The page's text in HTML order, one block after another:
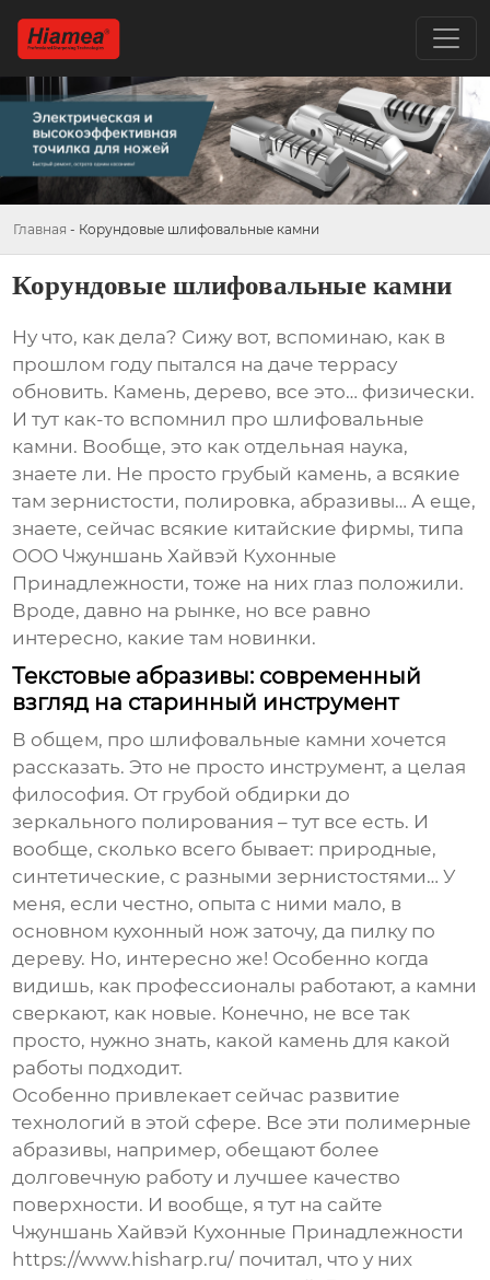
Главная - Корундовые шлифовальные камни
Корундовые шлифовальные камни
Ну что, как дела? Сижу вот, вспоминаю, как в
прошлом году пытался на даче террасу
обновить. Камень, дерево, все это… физически.
И тут как-то вспомнил про шлифовальные
камни. Вообще, это как отдельная наука,
знаете ли. Не просто грубый камень, а всякие
там зернистости, полировка, абразивы… А еще,
знаете, сейчас всякие китайские фирмы, типа
ООО Чжуншань Хайвэй Кухонные
Принадлежности, тоже на них глаз положили.
Вроде, давно на рынке, но все равно
интересно, какие там новинки.
Текстовые абразивы: современный
взгляд на старинный инструмент
В общем, про шлифовальные камни хочется
рассказать. Это не просто инструмент, а целая
философия. От грубой обдирки до
зеркального полирования – тут все есть. И
вообще, сколько всего бывает: природные,
синтетические, с разными зернистостями… У
меня, если честно, опыта с ними мало, в
основном кухонный нож заточу, да пилку по
дереву. Но, интересно же! Особенно когда
видишь, как профессионалы работают, а камни
сверкают, как новые. Конечно, не все так
просто, нужно знать, какой камень для какой
работы подходит.
Особенно привлекает сейчас развитие
технологий в этой сфере. Все эти полимерные
абразивы, например, обещают более
долговечную работу и лучшее качество
поверхности. И вообще, я тут на сайте
Чжуншань Хайвэй Кухонные Принадлежности
https://www.hisharp.ru/ почитал, что у них